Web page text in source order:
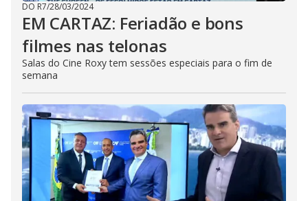
DO R7/28/03/2024
EM CARTAZ: Feriadão e bons
filmes nas telonas
Salas do Cine Roxy tem sessões especiais para o fim de
semana